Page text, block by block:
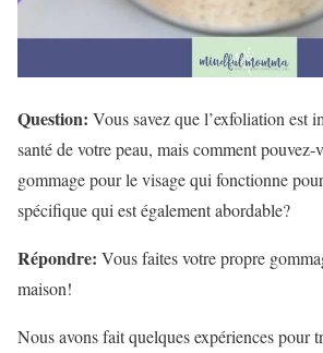
Question: Vous savez que l’exfoliation est
santé de votre peau, mais comment pouvez-
gommage pour le visage qui fonctionne
spécifique qui est également abordable?
Répondre: Vous faites votre propre
maison!
Nous avons fait quelques expériences pour